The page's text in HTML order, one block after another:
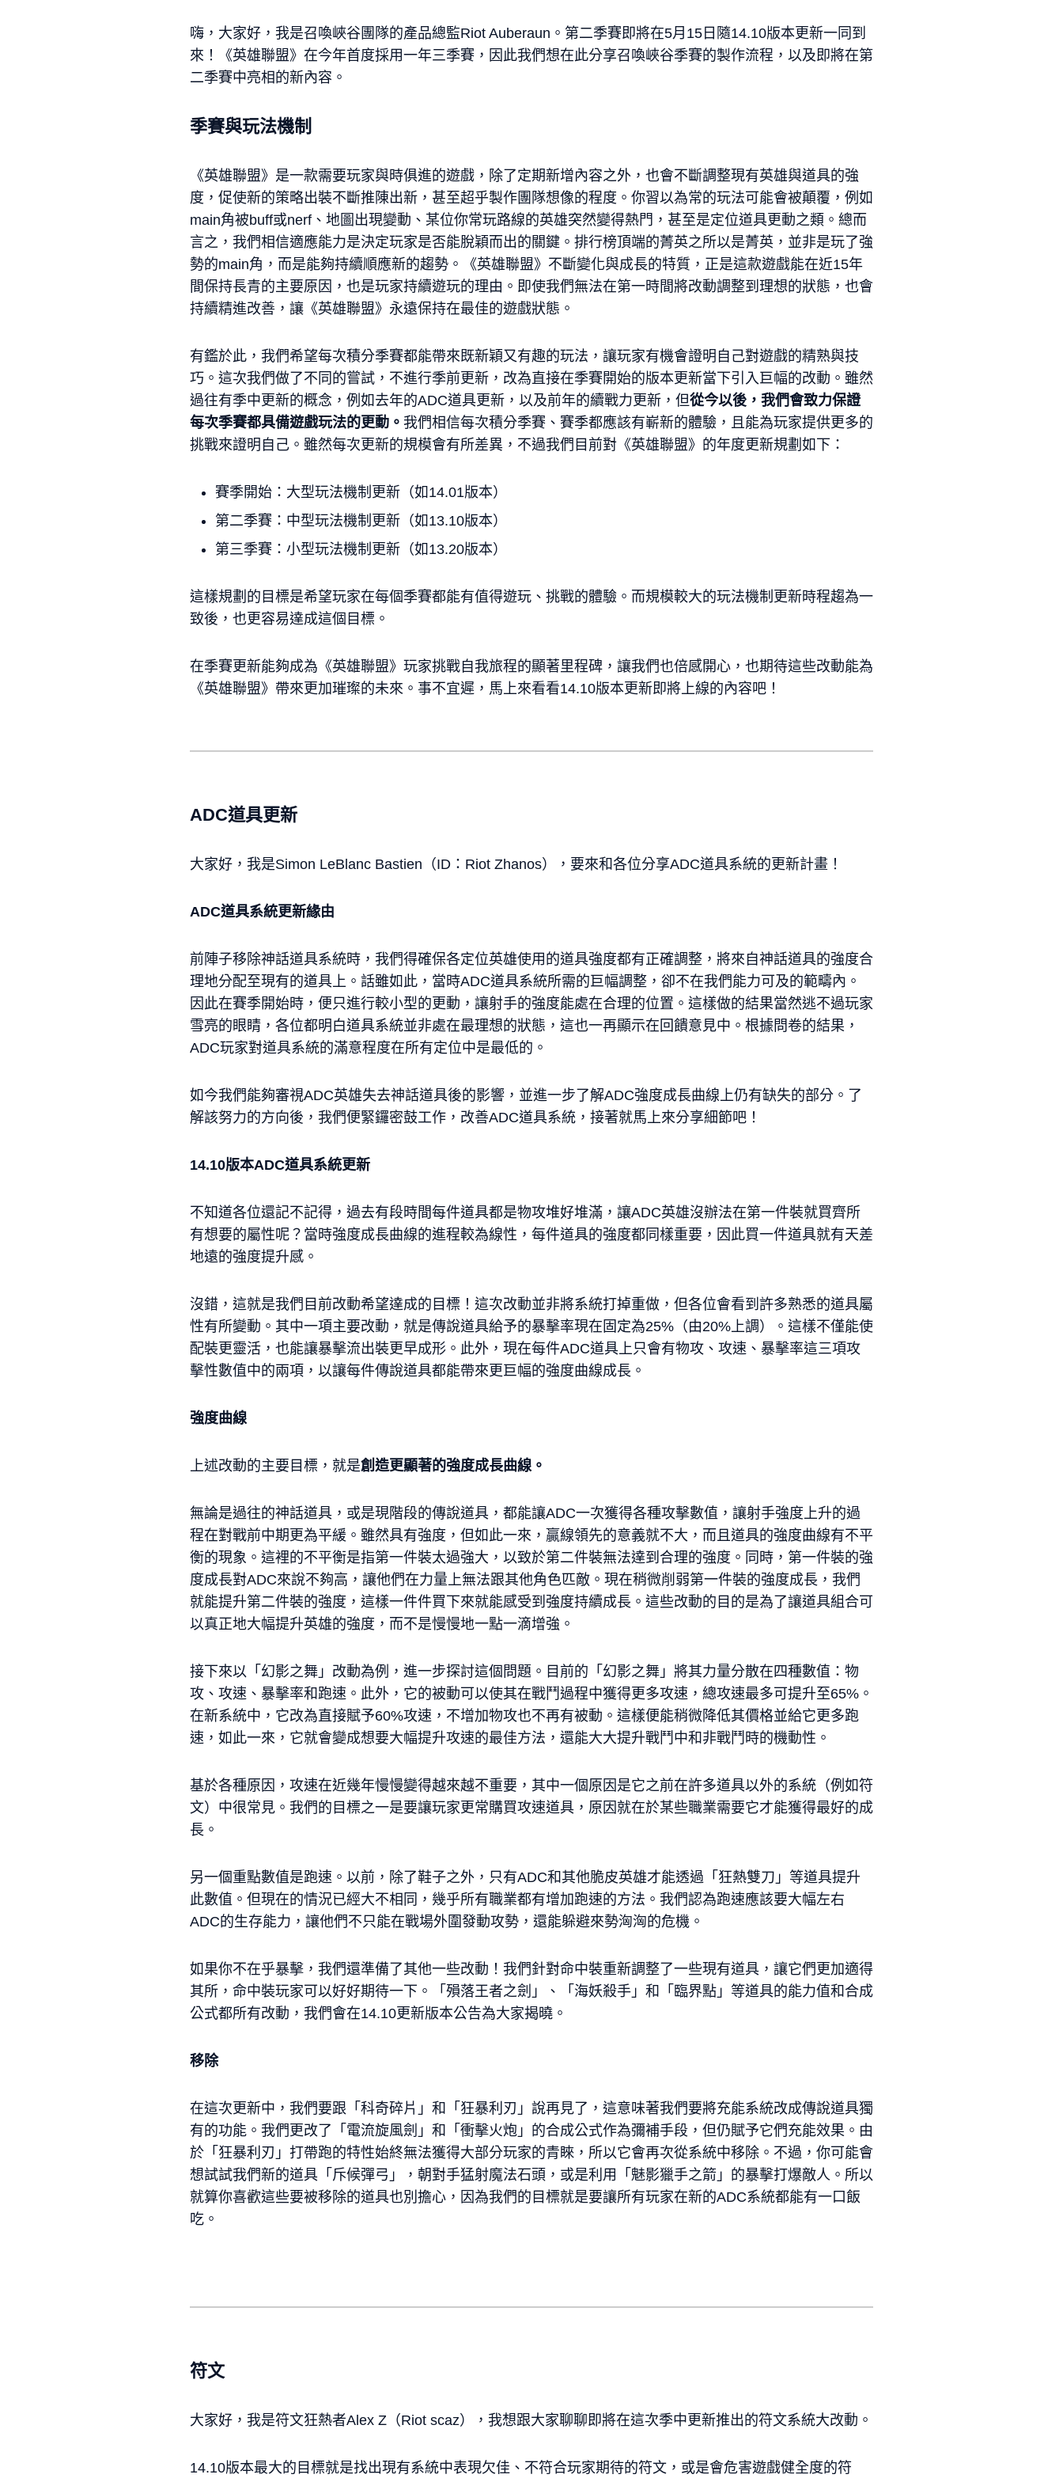
嗨，大家好，我是召喚峽谷團隊的產品總監Riot Auberaun。第二季賽即將在5月15日隨14.10版本更新一同到
來！《英雄聯盟》在今年首度採用一年三季賽，因此我們想在此分享召喚峽谷季賽的製作流程，以及即將在第
二季賽中亮相的新內容。
季賽與玩法機制
《英雄聯盟》是一款需要玩家與時俱進的遊戲，除了定期新增內容之外，也會不斷調整現有英雄與道具的強
度，促使新的策略出裝不斷推陳出新，甚至超乎製作團隊想像的程度。你習以為常的玩法可能會被顛覆，例如
main角被buff或nerf、地圖出現變動、某位你常玩路線的英雄突然變得熱門，甚至是定位道具更動之類。總而
言之，我們相信適應能力是決定玩家是否能脫穎而出的關鍵。排行榜頂端的菁英之所以是菁英，並非是玩了強
勢的main角，而是能夠持續順應新的趨勢。《英雄聯盟》不斷變化與成長的特質，正是這款遊戲能在近15年
間保持長青的主要原因，也是玩家持續遊玩的理由。即使我們無法在第一時間將改動調整到理想的狀態，也會
持續精進改善，讓《英雄聯盟》永遠保持在最佳的遊戲狀態。
有鑑於此，我們希望每次積分季賽都能帶來既新穎又有趣的玩法，讓玩家有機會證明自己對遊戲的精熟與技
巧。這次我們做了不同的嘗試，不進行季前更新，改為直接在季賽開始的版本更新當下引入巨幅的改動。雖然
過往有季中更新的概念，例如去年的ADC道具更新，以及前年的續戰力更新，但從今以後，我們會致力保證
每次季賽都具備遊戲玩法的更動。 我們相信每次積分季賽、賽季都應該有嶄新的體驗，且能為玩家提供更多的
挑戰來證明自己。雖然每次更新的規模會有所差異，不過我們目前對《英雄聯盟》的年度更新規劃如下：
賽季開始：大型玩法機制更新（如14.01版本）
第二季賽：中型玩法機制更新（如13.10版本）
第三季賽：小型玩法機制更新（如13.20版本）
這樣規劃的目標是希望玩家在每個季賽都能有值得遊玩、挑戰的體驗。而規模較大的玩法機制更新時程趨為一
致後，也更容易達成這個目標。
在季賽更新能夠成為《英雄聯盟》玩家挑戰自我旅程的顯著里程碑，讓我們也倍感開心，也期待這些改動能為
《英雄聯盟》帶來更加璀璨的未來。事不宜遲，馬上來看看14.10版本更新即將上線的內容吧！
ADC道具更新
大家好，我是Simon LeBlanc Bastien（ID：Riot Zhanos），要來和各位分享ADC道具系統的更新計畫！
ADC道具系統更新緣由
前陣子移除神話道具系統時，我們得確保各定位英雄使用的道具強度都有正確調整，將來自神話道具的強度合
理地分配至現有的道具上。話雖如此，當時ADC道具系統所需的巨幅調整，卻不在我們能力可及的範疇內。
因此在賽季開始時，便只進行較小型的更動，讓射手的強度能處在合理的位置。這樣做的結果當然逃不過玩家
雪亮的眼睛，各位都明白道具系統並非處在最理想的狀態，這也一再顯示在回饋意見中。根據問卷的結果，
ADC玩家對道具系統的滿意程度在所有定位中是最低的。
如今我們能夠審視ADC英雄失去神話道具後的影響，並進一步了解ADC強度成長曲線上仍有缺失的部分。了
解該努力的方向後，我們便緊鑼密鼓工作，改善ADC道具系統，接著就馬上來分享細節吧！
14.10版本ADC道具系統更新
不知道各位還記不記得，過去有段時間每件道具都是物攻堆好堆滿，讓ADC英雄沒辦法在第一件裝就買齊所
有想要的屬性呢？當時強度成長曲線的進程較為線性，每件道具的強度都同樣重要，因此買一件道具就有天差
地遠的強度提升感。
沒錯，這就是我們目前改動希望達成的目標！這次改動並非將系統打掉重做，但各位會看到許多熟悉的道具屬
性有所變動。其中一項主要改動，就是傳說道具給予的暴擊率現在固定為25%（由20%上調）。這樣不僅能使
配裝更靈活，也能讓暴擊流出裝更早成形。此外，現在每件ADC道具上只會有物攻、攻速、暴擊率這三項攻
擊性數值中的兩項，以讓每件傳說道具都能帶來更巨幅的強度曲線成長。
強度曲線
上述改動的主要目標，就是創造更顯著的強度成長曲線。
無論是過往的神話道具，或是現階段的傳說道具，都能讓ADC一次獲得各種攻擊數值，讓射手強度上升的過
程在對戰前中期更為平緩。雖然具有強度，但如此一來，贏線領先的意義就不大，而且道具的強度曲線有不平
衡的現象。這裡的不平衡是指第一件裝太過強大，以致於第二件裝無法達到合理的強度。同時，第一件裝的強
度成長對ADC來說不夠高，讓他們在力量上無法跟其他角色匹敵。現在稍微削弱第一件裝的強度成長，我們
就能提升第二件裝的強度，這樣一件件買下來就能感受到強度持續成長。這些改動的目的是為了讓道具組合可
以真正地大幅提升英雄的強度，而不是慢慢地一點一滴增強。
接下來以「幻影之舞」改動為例，進一步探討這個問題。目前的「幻影之舞」將其力量分散在四種數值：物
攻、攻速、暴擊率和跑速。此外，它的被動可以使其在戰鬥過程中獲得更多攻速，總攻速最多可提升至65%。
在新系統中，它改為直接賦予60%攻速，不增加物攻也不再有被動。這樣便能稍微降低其價格並給它更多跑
速，如此一來，它就會變成想要大幅提升攻速的最佳方法，還能大大提升戰鬥中和非戰鬥時的機動性。
基於各種原因，攻速在近幾年慢慢變得越來越不重要，其中一個原因是它之前在許多道具以外的系統（例如符
文）中很常見。我們的目標之一是要讓玩家更常購買攻速道具，原因就在於某些職業需要它才能獲得最好的成
長。
另一個重點數值是跑速。以前，除了鞋子之外，只有ADC和其他脆皮英雄才能透過「狂熱雙刀」等道具提升
此數值。但現在的情況已經大不相同，幾乎所有職業都有增加跑速的方法。我們認為跑速應該要大幅左右
ADC的生存能力，讓他們不只能在戰場外圍發動攻勢，還能躲避來勢洶洶的危機。
如果你不在乎暴擊，我們還準備了其他一些改動！我們針對命中裝重新調整了一些現有道具，讓它們更加適得
其所，命中裝玩家可以好好期待一下。「殞落王者之劍」、「海妖殺手」和「臨界點」等道具的能力值和合成
公式都所有改動，我們會在14.10更新版本公告為大家揭曉。
移除
在這次更新中，我們要跟「科奇碎片」和「狂暴利刃」說再見了，這意味著我們要將充能系統改成傳說道具獨
有的功能。我們更改了「電流旋風劍」和「衝擊火炮」的合成公式作為彌補手段，但仍賦予它們充能效果。由
於「狂暴利刃」打帶跑的特性始終無法獲得大部分玩家的青睞，所以它會再次從系統中移除。不過，你可能會
想試試我們新的道具「斥候彈弓」，朝對手猛射魔法石頭，或是利用「魅影獵手之箭」的暴擊打爆敵人。所以
就算你喜歡這些要被移除的道具也別擔心，因為我們的目標就是要讓所有玩家在新的ADC系統都能有一口飯
吃。
符文
大家好，我是符文狂熱者Alex Z（Riot scaz），我想跟大家聊聊即將在這次季中更新推出的符文系統大改動。
14.10版本最大的目標就是找出現有系統中表現欠佳、不符合玩家期待的符文，或是會危害遊戲健全度的符